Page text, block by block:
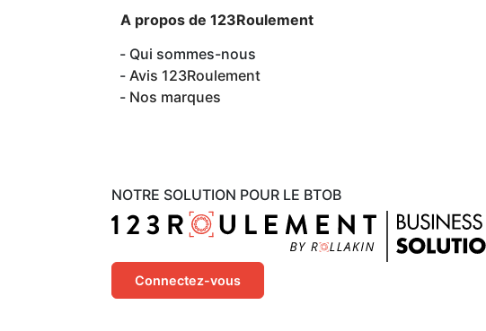
NOTRE SOLUTION POUR LE BTOB
Connectez-vous
A propos de 123Roulement
Qui sommes-nous
Avis 123Roulement
Nos marques